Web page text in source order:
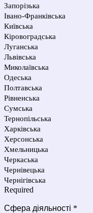
Запорізька
Івано-Франківська
Київська
Кіровоградська
Луганська
Львівська
Миколаївська
Одеська
Полтавська
Рівненська
Сумська
Тернопільська
Харківська
Херсонська
Хмельницька
Черкаська
Чернівецька
Чернігівська
Required
Сфера діяльності *